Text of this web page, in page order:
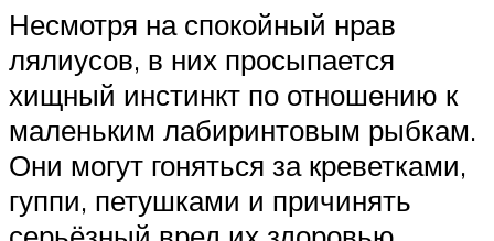
Несмотря на спокойный нрав
лялиусов, в них просыпается
хищный инстинкт по отношению к
маленьким лабиринтовым рыбкам.
Они могут гоняться за креветками,
гуппи, петушками и причинять